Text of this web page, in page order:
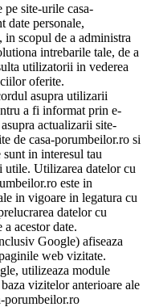
site-urile casa-
date personale,
in scopul de a administra
intrebarile tale, de a
utilizatorii in vederea
oferite.
asupra utilizarii
a fi informat prin e-
actualizarii site-
de casa-porumbeilor.ro si
in interesul tau
utile. Utilizarea datelor cu
este in
in vigoare in legatura cu
datelor cu
acestor date.
Google) afiseaza
web vizitate.
utilizeaza module
vizitelor anterioare ale
porumbeilor.ro